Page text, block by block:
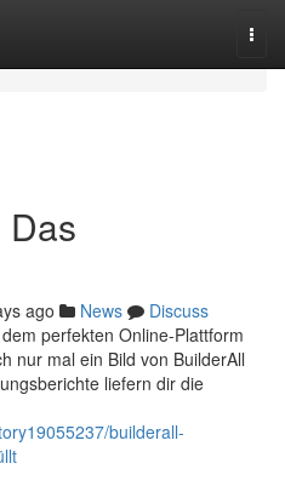
Das
ago News
Discuss
perfekten Online-Plattform
nur mal ein Bild von BuilderAll
liefern dir die
builderall-